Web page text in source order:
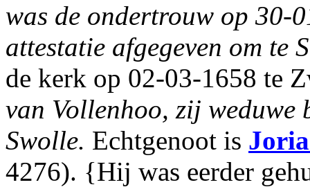
was de ondertrouw op 30-
attestatie afgegeven om te
de kerk op 02-03-1658 te
van Vollenhoo, zij weduwe
Swolle. Echtgenoot is
4276). {Hij was eerder